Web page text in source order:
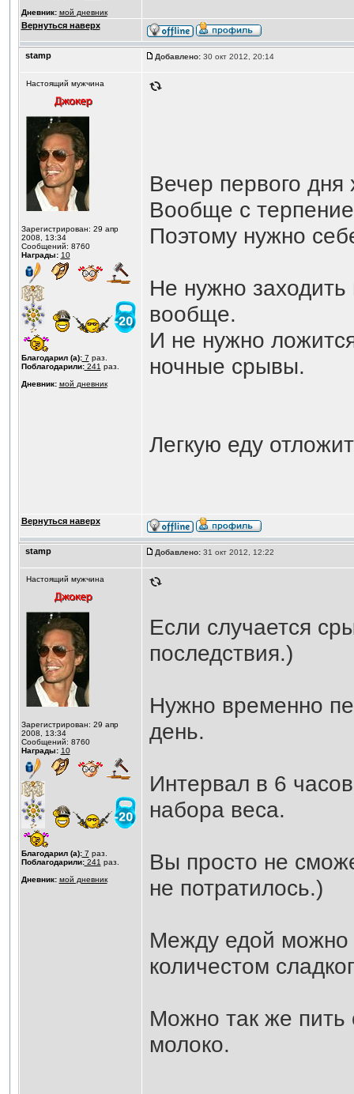
Дневник: мой дневник
Вернуться наверх
stamp Добавлено:30 окт 2012, 20:14
Настоящий мужчина
Зарегистрирован: 29 апр
2008, 13:34
Сообщений: 8760
Награды: 10
Благодарил (а):7 раз.
Поблагодарили:241 раз.
Дневник: мой дневник
Вечер первого дня
Вообще с
Поэтому нужно
Не нужно заходить
вообще.
И не нужно
ночные срывы.
Легкую еду
Вернуться наверх
stamp Добавлено:31 окт 2012, 12:22
Настоящий мужчина
Зарегистрирован: 29 апр
2008, 13:34
Сообщений: 8760
Награды: 10
Благодарил (а):7 раз.
Поблагодарили:241 раз.
Дневник: мой дневник
Если случается
последствия.)
Нужно временно
день.
Интервал в 6
набора веса.
Вы просто не
не потратилось.)
Между едой можно
количестом
Можно так же пить
молоко.